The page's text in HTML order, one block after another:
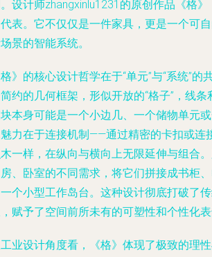
设计师zhangxinlu1231的原创作品《格
表。它不仅仅是一件家具，更是一个可
景的智能系统。
》的核心设计哲学在于“单元”与“系统”的
约的几何框架，形似开放的“格子”，线
本身可能是一个小边几、一个储物单元
力在于连接机制——通过精密的卡扣或连
一样，在纵向与横向上无限延伸与组合
、卧室的不同需求，将它们拼接成书柜
个小型工作岛台。这种设计彻底打破了
赋予了空间前所未有的可塑性和个性化表
业设计角度看，《格》体现了极致的理